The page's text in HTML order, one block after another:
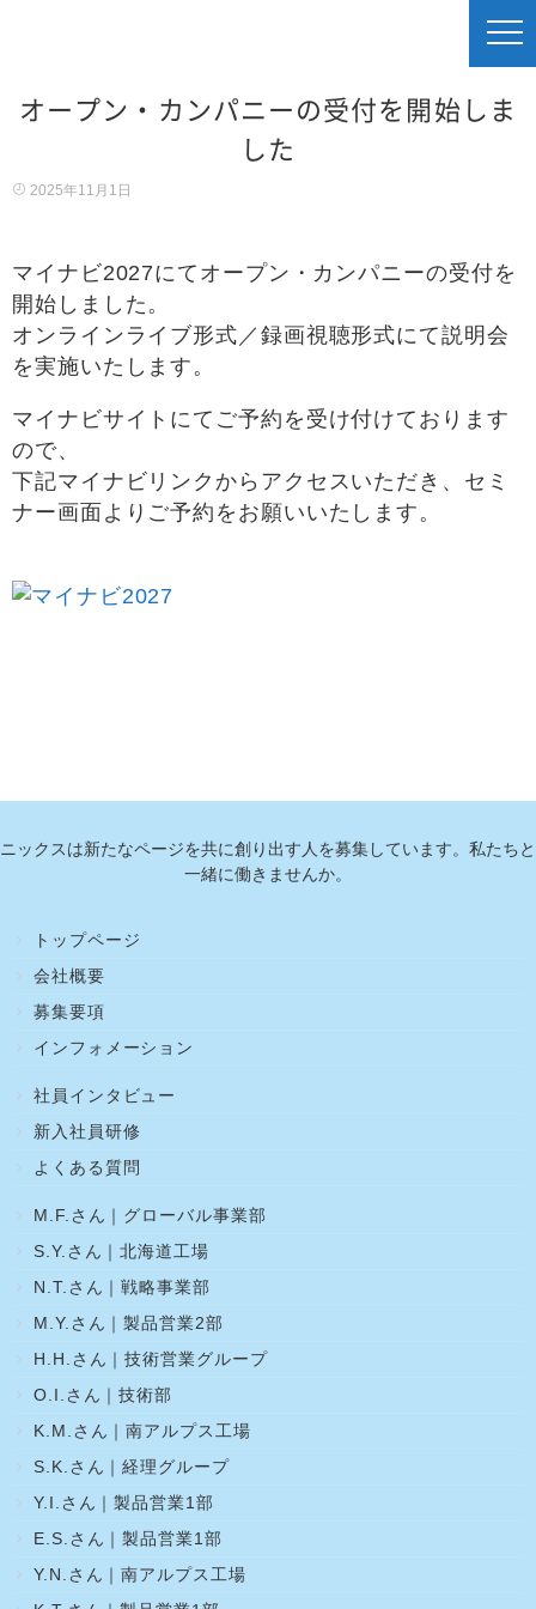
オープン・カンパニーの受付を開始しま
した
2025年11月1日
マイナビ2027にてオープン・カンパニーの受付を
開始しました。
オンラインライブ形式／録画視聴形式にて説明会
を実施いたします。
マイナビサイトにてご予約を受け付けております
ので、
下記マイナビリンクからアクセスいただき、セミ
ナー画面よりご予約をお願いいたします。
ニックスは新たなページを共に創り出す人を募集しています。私たちと
一緒に働きませんか。
トップページ
会社概要
募集要項
インフォメーション
社員インタビュー
新入社員研修
よくある質問
M.F.さん｜グローバル事業部
S.Y.さん｜北海道工場
N.T.さん｜戦略事業部
M.Y.さん｜製品営業2部
H.H.さん｜技術営業グループ
O.I.さん｜技術部
K.M.さん｜南アルプス工場
S.K.さん｜経理グループ
Y.I.さん｜製品営業1部
E.S.さん｜製品営業1部
Y.N.さん｜南アルプス工場